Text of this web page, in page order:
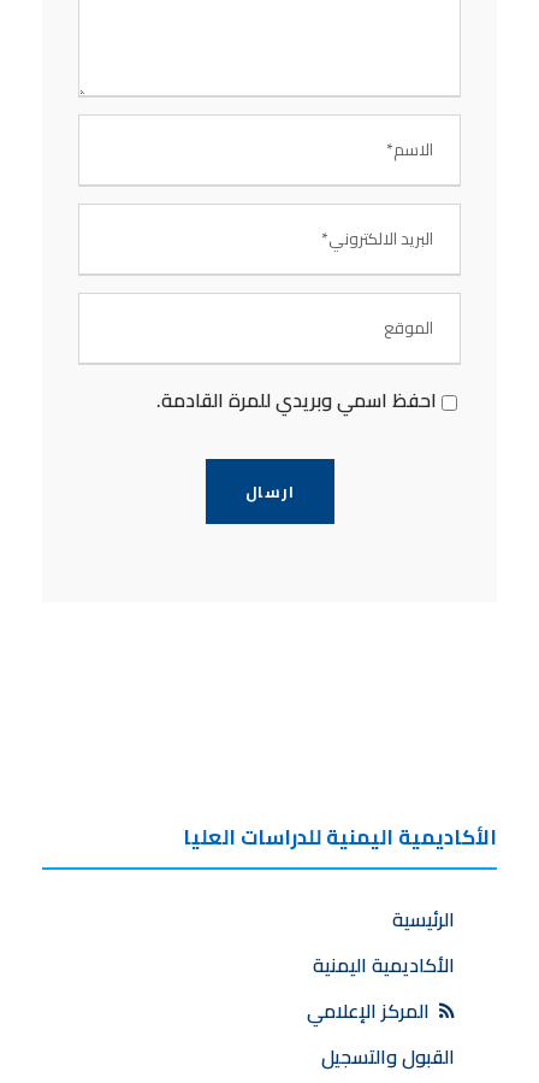
احفظ اسمي وبريدي للمرة القادمة.
الأكاديمية اليمنية للدراسات العليا
الرئيسية
الأكاديمية اليمنية
المركز الإعلامي
القبول والتسجيل